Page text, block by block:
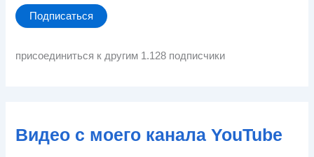
е
с
е
н
Подписаться
присоединиться к другим 1.128 подписчики
Видео с моего канала YouTube